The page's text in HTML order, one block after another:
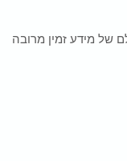
של מידע זמין מרובה